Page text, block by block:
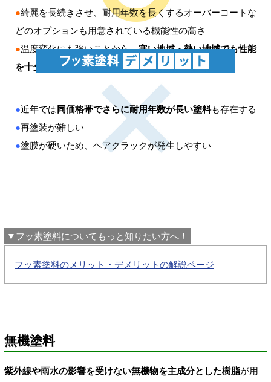
●綺麗を長続きさせ、耐用年数を長くするオーバーコートな
どのオプションも用意されている機能性の高さ
●温度変化にも強いことから、寒い地域・熱い地域でも性能
を十分に発揮できる
●近年では 同価格帯でさらに耐用年数が長い塗料も存在する
●再塗装が難しい
●塗膜が硬いため、ヘアクラックが発生しやすい
▼フッ素塗料についてもっと知りたい方へ！
フッ素塗料のメリット・デメリットの解説ページ
無機塗料
紫外線や雨水の影響を受けない無機物を主成分とした樹脂が用